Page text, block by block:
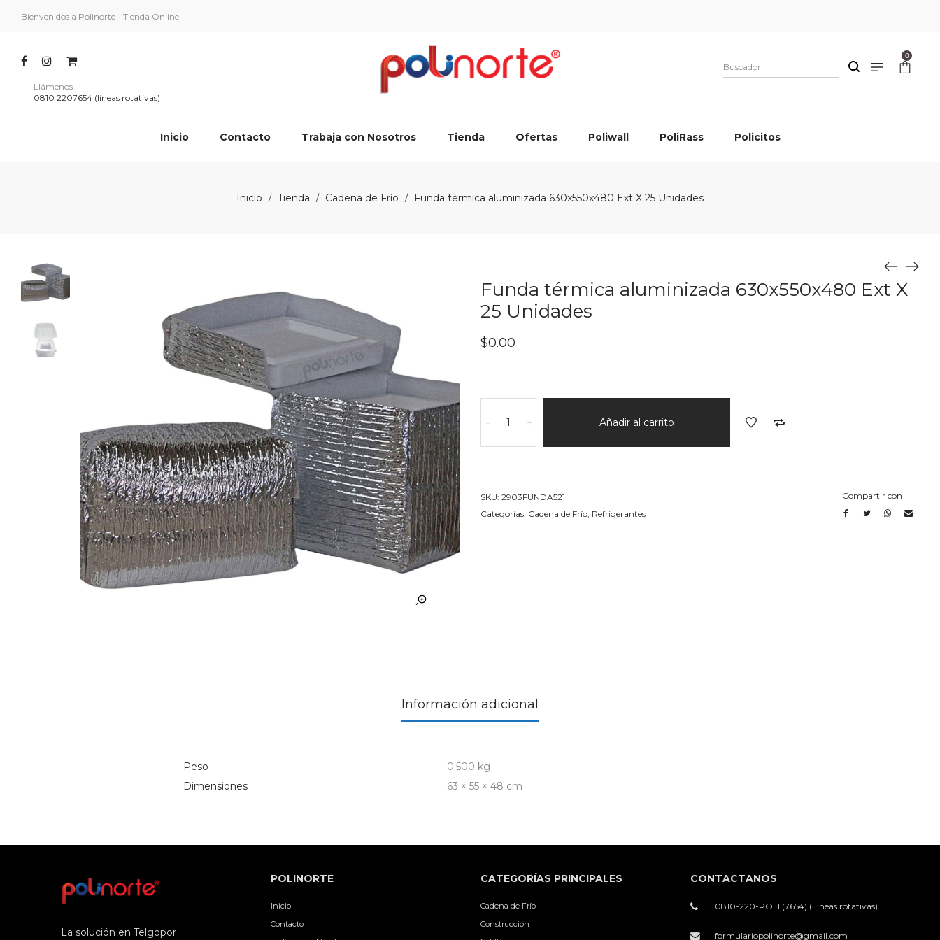
Bienvenidos a Polinorte - Tienda Online
Llámenos
0810 2207654 (líneas rotativas)
0
Inicio Contacto Trabaja con Nosotros Tienda Ofertas Poliwall PoliRass Policitos
Inicio / Tienda / Cadena de Frío / Funda térmica aluminizada 630x550x480 Ext X 25 Unidades
Funda térmica aluminizada 630x550x480 Ext X
25 Unidades
$0.00
-
térmica
+ Añadir al carrito
SKU: 2903FUNDA521
Categorías: Cadena de Frío Refrigerantes
Compartir con
Información adicional
Peso
0.500 kg
Dimensiones
63 × 55 × 48 cm
La solución en Telgopor
POLINORTE
Inicio
Contacto
CATEGORÍAS PRINCIPALES
Cadena de Frío
Construcción
CONTACTANOS
0810-220-POLI (7654) (Líneas rotativas)
formulariopolinorte@gmail.com